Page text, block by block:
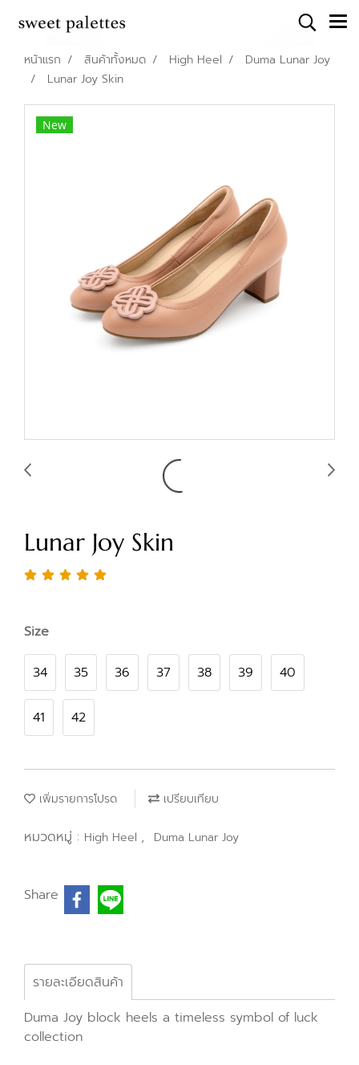
หน้าแรก สินค้าทั้งหมด High Heel
Duma Lunar Joy
Lunar Joy Skin
New
Lunar Joy Skin
Size
34 35 36 37 38 39 40
41 42
เพิ่มรายการโปรด เปรียบเทียบ
หมวดหมู่ : High Heel , Duma Lunar Joy
Share
รายละเอียดสินค้า
Duma Joy block heels a timeless symbol of luck
collection